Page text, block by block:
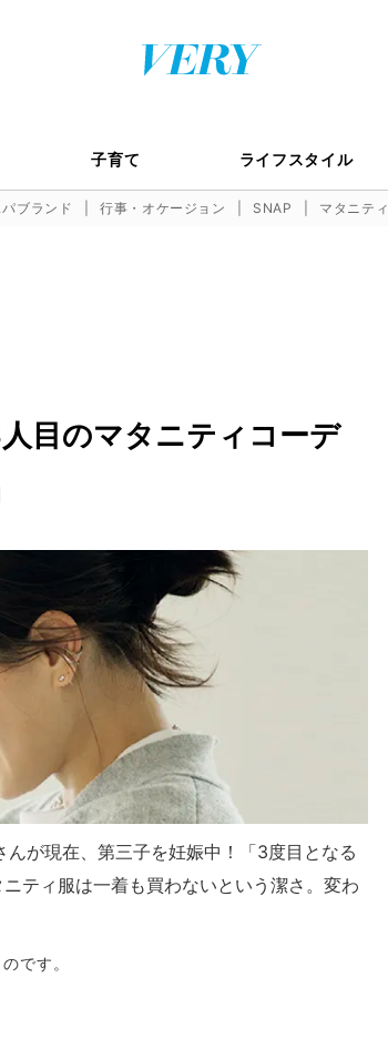
子育て ライフスタイル
パブランド 行事・オケージョン SNAP マタニティ
目のマタニティコーデ
が現在、第三子を妊娠中！「3度目となる
ティ服は一着も買わないという潔さ。変わ
です。